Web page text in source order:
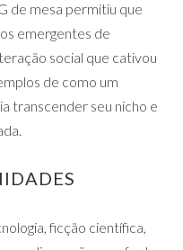
de mesa permitiu que
emergentes de
social que cativou
de como um
transcender seu nicho e
ficção científica,